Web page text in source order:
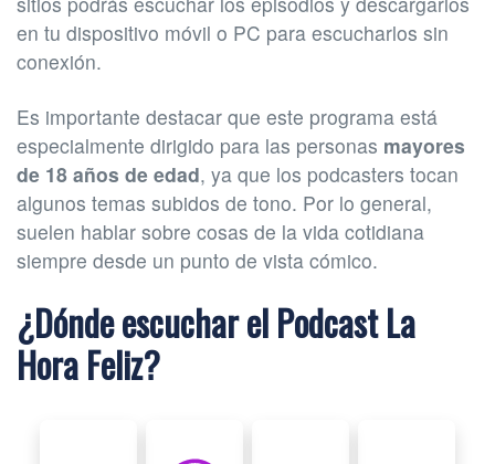
en tu dispositivo móvil o PC para escucharlos sin
conexión.
Es importante destacar que este programa está
especialmente dirigido para las personas mayores
de 18 años de edad, ya que los podcasters tocan
algunos temas subidos de tono. Por lo general,
suelen hablar sobre cosas de la vida cotidiana
siempre desde un punto de vista cómico.
¿Dónde escuchar el Podcast La
Hora Feliz?